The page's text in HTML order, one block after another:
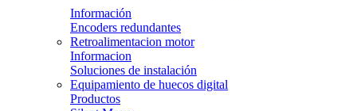
Información
Encoders redundantes
Retroalimentacion motor
Informacion
Soluciones de instalación
Equipamiento de huecos digital
Productos